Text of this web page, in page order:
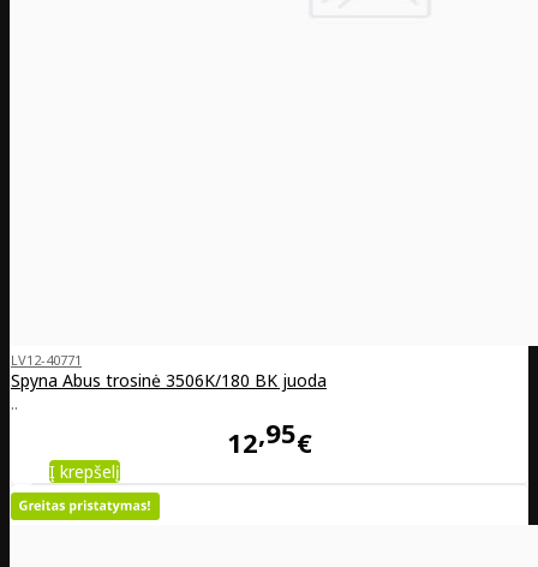
LV12-40771
Spyna Abus trosinė 3506K/180 BK juoda
..
12 95€
Į krepšelį